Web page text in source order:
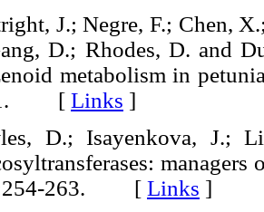
J.; Negre, F.; Chen,
D.; Rhodes, D. and
metabolism in
[ Links ]
D.; Isayenkova, J.;
263. [ Links ]